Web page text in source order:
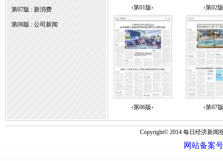
第07版 : 新消费
第08版 : 公司新闻
‹第01版› ‹第02
‹第06版› ‹第07
Copyright© 2014 每日经济新
网站备案